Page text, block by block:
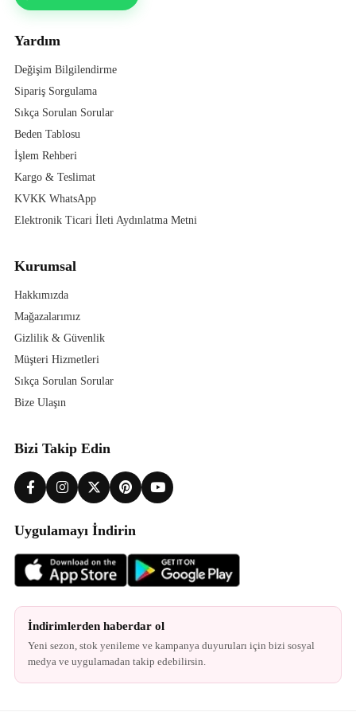
Yardım
Değişim Bilgilendirme
Sipariş Sorgulama
Sıkça Sorulan Sorular
Beden Tablosu
İşlem Rehberi
Kargo & Teslimat
KVKK WhatsApp
Elektronik Ticari İleti Aydınlatma Metni
Kurumsal
Hakkımızda
Mağazalarımız
Gizlilik & Güvenlik
Müşteri Hizmetleri
Sıkça Sorulan Sorular
Bize Ulaşın
Bizi Takip Edin
Uygulamayı İndirin
İndirimlerden haberdar ol
Yeni sezon, stok yenileme ve kampanya duyuruları için bizi sosyal
medya ve uygulamadan takip edebilirsin.